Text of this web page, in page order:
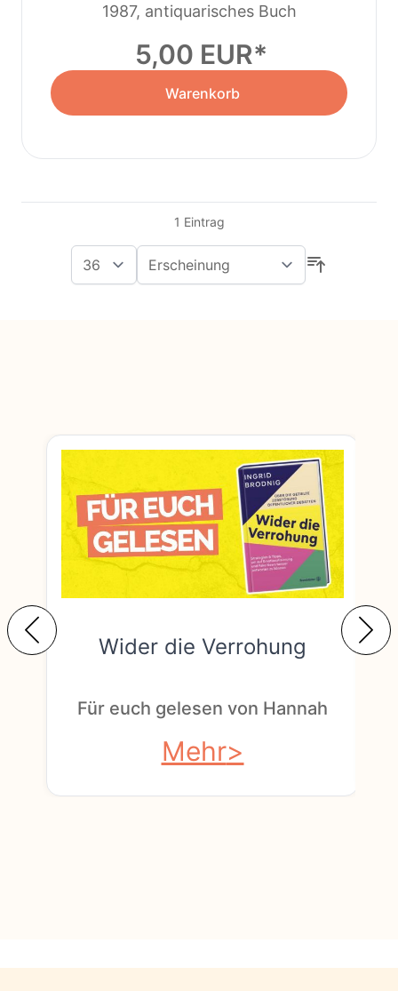
1987, antiquarisches Buch
5,00 EUR
Warenkorb
1 Eintrag
Wider die Verrohung
Für euch gelesen von Hannah
Mehr